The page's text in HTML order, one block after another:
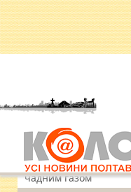
Головна »
Кобеляцькому районі
чадним газом